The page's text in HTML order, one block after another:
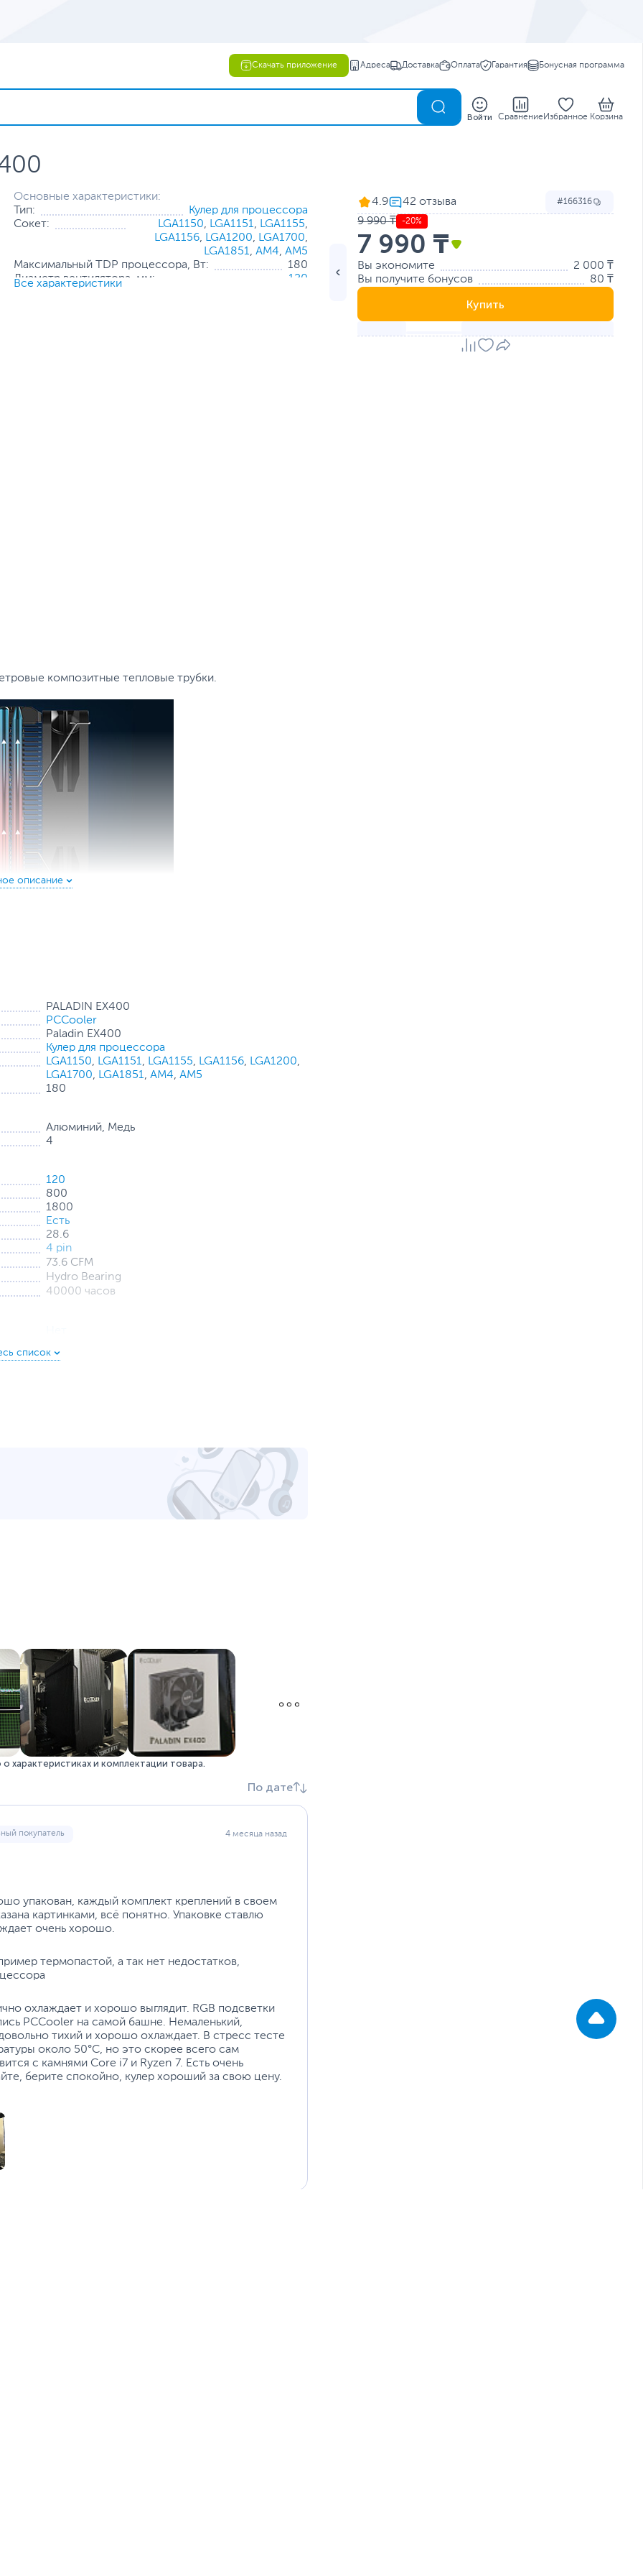
Скачать приложение Адреса Доставка Оплата Гарантия Бонусная программа
Войти Сравнение Избранное Корзина
Основные характеристики:
Тип:
Кулер для процессора
Сокет:
LGA1150, LGA1151, LGA1155,
LGA1156, LGA1200, LGA1700,
LGA1851,AM4,AM5
Максимальный TDP процессора, Вт:
180
Диаметр вентилятора, мм:
120
Все характеристики
4.9 166316
9 990 ₸ -20%
7 990 ₸
Вы экономите
2 000 ₸
Вы получите бонусов
80 ₸
Купить
композитные тепловые трубки.
поток при полной нагрузке достигает 73.6
режиме.
PALADIN EX400
PCCooler
Paladin EX400
Кулер для процессора
LGA1150, LGA1151, LGA1155, LGA1156, LGA1200,
LGA1700, LGA1851,AM4,AM5
180
Алюминий, Медь
4
120
800
1800
Есть
28.6
4 pin
73.6 CFM
Hydro Bearing
40000 часов
12 В
и комплектации товара.
По дате
покупатель 4 месяца назад
упакован, каждый комплект креплений в своем
картинками, всё понятно. Упаковке ставлю
очень хорошо.
термопастой, а так нет недостатков,
охлаждает и хорошо выглядит. RGB подсветки
PCCooler на самой башне. Немаленький,
тихий и хорошо охлаждает. В стресс тесте
около 50°С, но это скорее всего сам
с камнями Core i7 и Ryzen 7. Есть очень
берите спокойно, кулер хороший за свою цену.